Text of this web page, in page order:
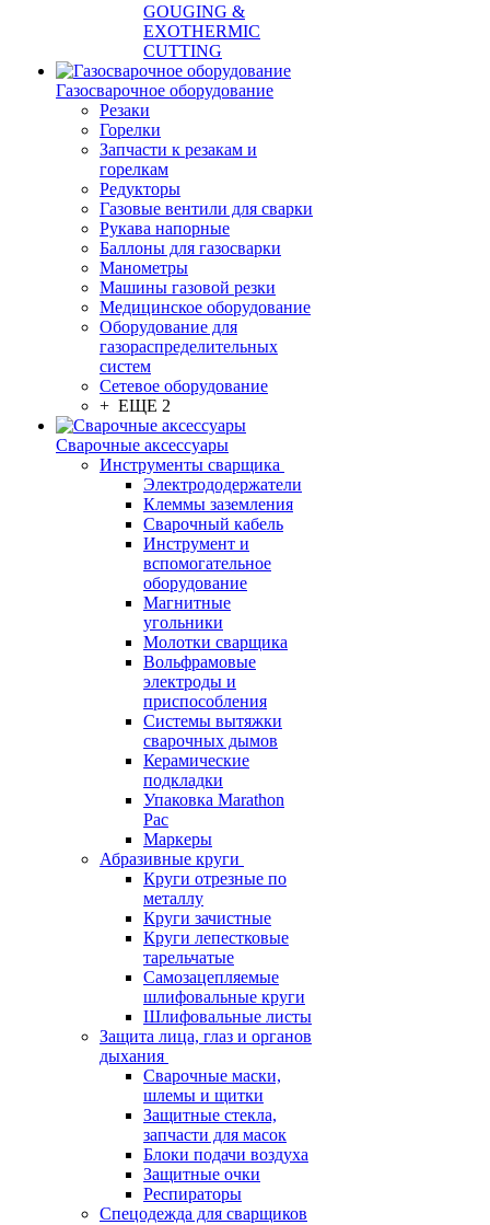
GOUGING &
EXOTHERMIC
CUTTING
Газосварочное оборудование
Резаки
Горелки
Запчасти к резакам и
горелкам
Редукторы
Газовые вентили для сварки
Рукава напорные
Баллоны для газосварки
Манометры
Машины газовой резки
Медицинское оборудование
Оборудование для
газораспределительных
систем
Сетевое оборудование
+ ЕЩЕ 2
Сварочные аксессуары
Инструменты сварщика
Электрододержатели
Клеммы заземления
Сварочный кабель
Инструмент и
вспомогательное
оборудование
Магнитные
угольники
Молотки сварщика
Вольфрамовые
электроды и
приспособления
Системы вытяжки
сварочных дымов
Керамические
подкладки
Упаковка Marathon
Pac
Маркеры
Абразивные круги
Круги отрезные по
металлу
Круги зачистные
Круги лепестковые
тарельчатые
Самозацепляемые
шлифовальные круги
Шлифовальные листы
Защита лица, глаз и органов
дыхания
Сварочные маски,
шлемы и щитки
Защитные стекла,
запчасти для масок
Блоки подачи воздуха
Защитные очки
Респираторы
Спецодежда для сварщиков